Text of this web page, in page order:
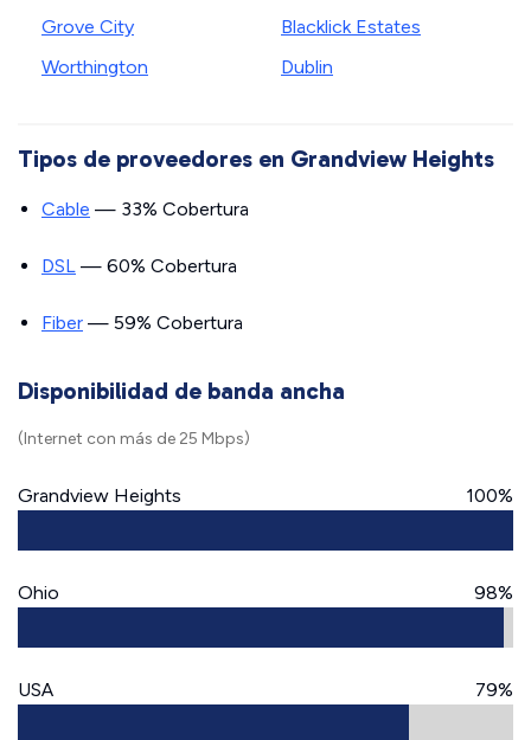
Grove City
Worthington
Blacklick Estates
Dublin
Tipos de proveedores en Grandview Heights
Cable — 33% Cobertura
DSL — 60% Cobertura
Fiber — 59% Cobertura
Disponibilidad de banda ancha
(Internet con más de 25 Mbps)
Grandview Heights 100%
Ohio 98%
USA 79%